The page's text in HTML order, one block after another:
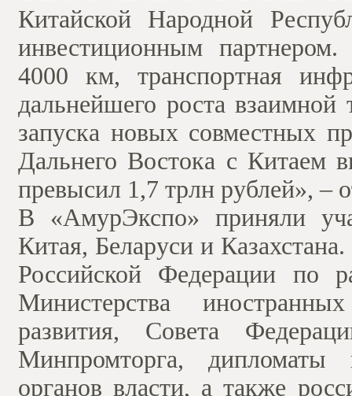
Китайской Народной
инвестиционным
4000 км, транспортная
дальнейшего роста
запуска новых совместных
Дальнего Востока с Китаем
превысил 1,7 трлн рублей», –
В «АмурЭкспо» приняли
Китая, Беларуси и
Российской Федерации по
Министерства
развития, Совета
Минпромторга, дипломаты
органов власти, а также